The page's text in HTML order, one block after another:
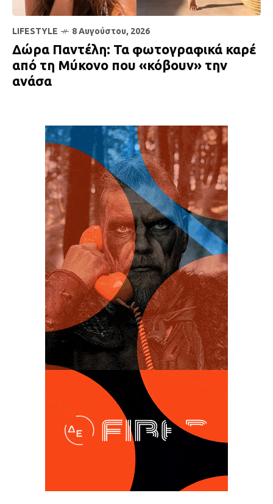
LIFESTYLE 8 Αυγούστου, 2026
Δώρα Παντέλη: Τα φωτογραφικά καρέ
από τη Μύκονο που «κόβουν» την
ανάσα